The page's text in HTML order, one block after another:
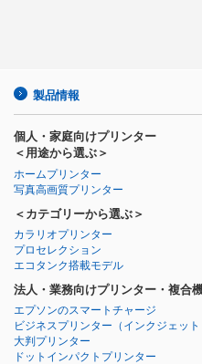
製品情報
個人・家庭向けプリンター
＜用途から選ぶ＞
ホームプリンター
写真高画質プリンター
＜カテゴリーから選ぶ＞
カラリオプリンター
プロセレクション
エコタンク搭載モデル
法人・業務向けプリンター・複合
エプソンのスマートチャージ
ビジネスプリンター （インクジェッ
大判プリンター
ドットインパクトプリンター